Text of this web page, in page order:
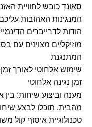
סאונד כובש לחוויית
המנגינות האהובות
מוזיקליים מצוינים עם
המתנגנת
זמן נגינה אלחוטי
מענה וביצוע שיחות:
מהבית, תוכלו לבצע
טכנולוגיית איסוף קול